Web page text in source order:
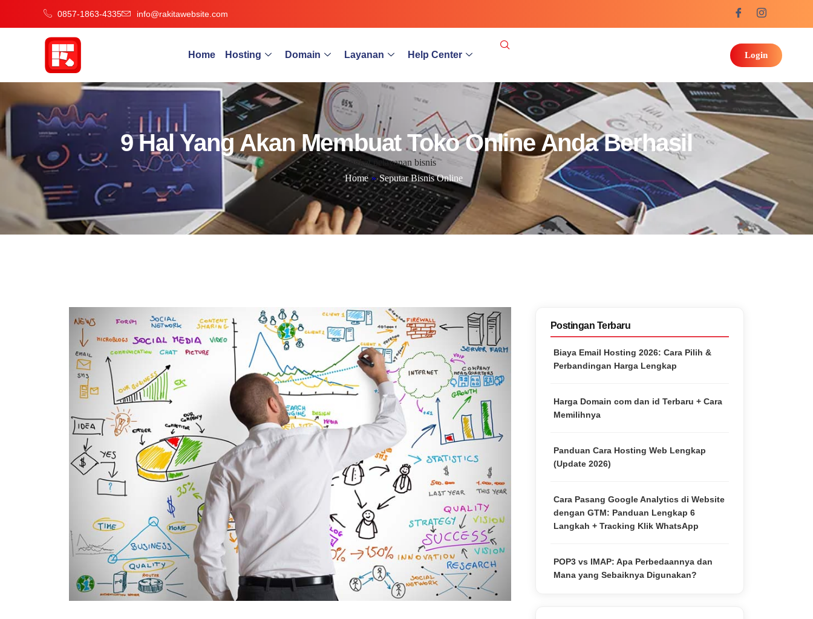
0857-1863-4335 info@rakitawebsite.com
Home Hosting Domain Layanan Help Center Login
9 Hal Yang Akan Membuat Toko Online Anda Berhasil
tingkat pelayanan bisnis
Home » Seputar Bisnis Online
Postingan Terbaru
Biaya Email Hosting 2026: Cara Pilih &
Perbandingan Harga Lengkap
Harga Domain com dan id Terbaru + Cara
Memilihnya
Panduan Cara Hosting Web Lengkap
(Update 2026)
Cara Pasang Google Analytics di Website
dengan GTM: Panduan Lengkap 6
Langkah + Tracking Klik WhatsApp
POP3 vs IMAP: Apa Perbedaannya dan
Mana yang Sebaiknya Digunakan?